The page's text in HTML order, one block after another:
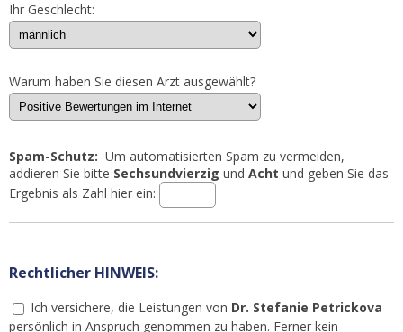
Ihr Geschlecht:
Warum haben Sie diesen Arzt ausgewählt?
Spam-Schutz: Um automatisierten Spam zu vermeiden,
addieren Sie bitte Sechsundvierzig und Acht und geben Sie das
Ergebnis als Zahl hier ein:
Rechtlicher HINWEIS:
Ich versichere, die Leistungen von Dr. Stefanie Petrickova
persönlich in Anspruch genommen zu haben. Ferner kein